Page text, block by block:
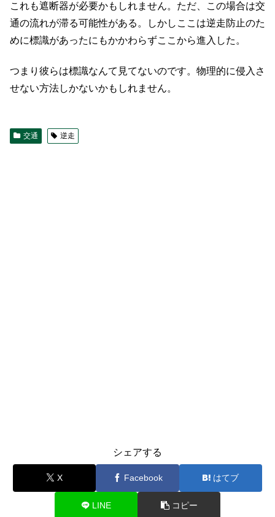
これも遮断器が必要かもしれません。ただ、この場合は交
通の流れが滞る可能性がある。しかしここは逆走防止のた
めに標識があったにもかかわらずここから進入した。
つまり彼らは標識なんて見てないのです。物理的に侵入さ
せない方法しかないかもしれません。
交通 逆走
シェアする
X Facebook はてブ
LINE コピー